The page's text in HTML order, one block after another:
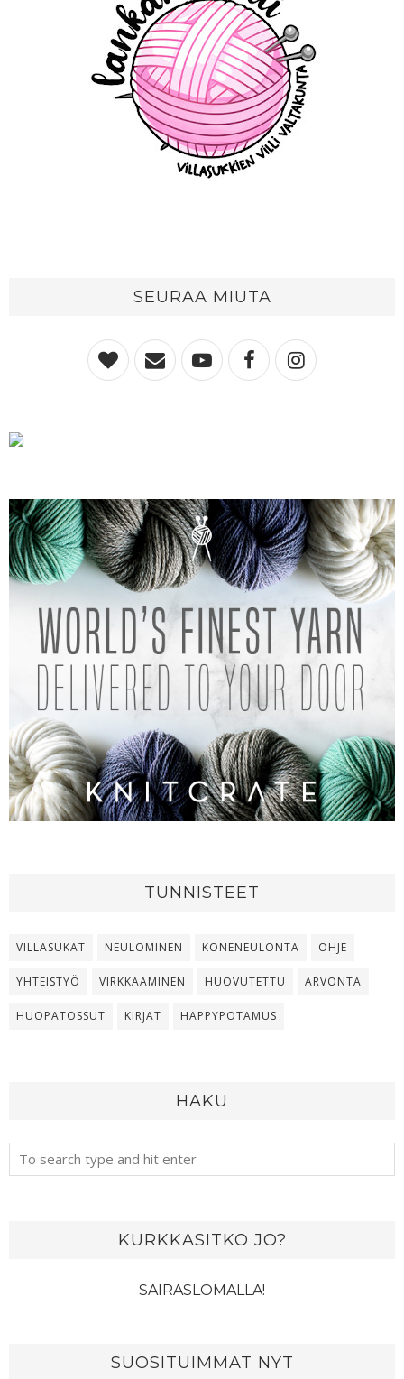
SEURAA MIUTA
TUNNISTEET
VILLASUKAT NEULOMINEN KONENEULONTA OHJE
YHTEISTYÖ VIRKKAAMINEN HUOVUTETTU ARVONTA
HUOPATOSSUT KIRJAT HAPPYPOTAMUS
HAKU
KURKKASITKO JO?
SAIRASLOMALLA!
SUOSITUIMMAT NYT